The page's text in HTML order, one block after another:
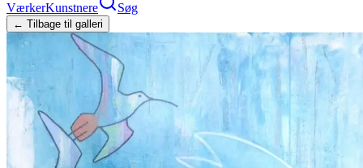
VærkerKunstnere Søg
← Tilbage til galleri